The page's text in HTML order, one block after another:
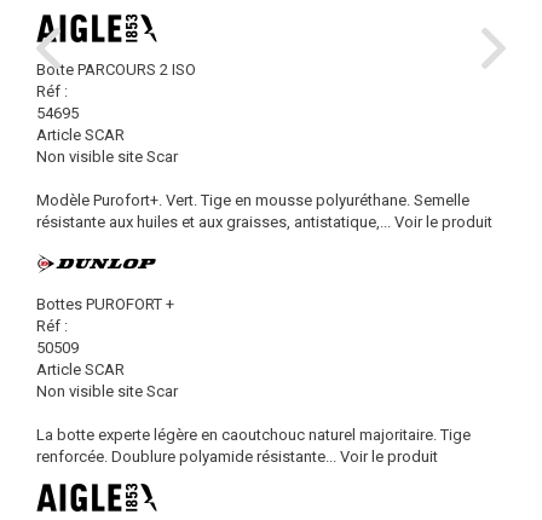
Botte PARCOURS 2 ISO
Réf :
54695
Article SCAR
Non visible site Scar
Modèle Purofort+. Vert. Tige en mousse polyuréthane. Semelle
résistante aux huiles et aux graisses, antistatique,... Voir le produit
Bottes PUROFORT +
Réf :
50509
Article SCAR
Non visible site Scar
La botte experte légère en caoutchouc naturel majoritaire. Tige
renforcée. Doublure polyamide résistante... Voir le produit